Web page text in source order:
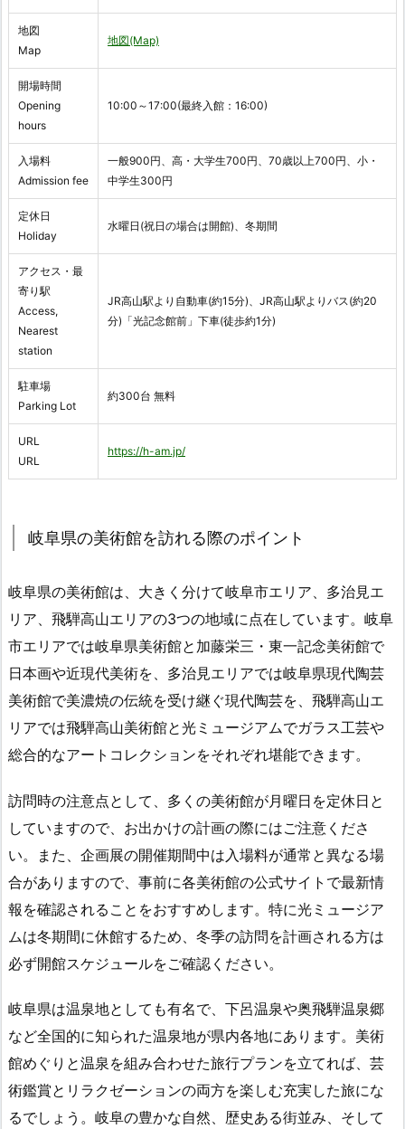
地図
Map
地図(Map)
開場時間
Opening
hours
10:00～17:00(最終入館：16:00)
入場料
Admission fee
一般900円、高・大学生700円、70歳以上700円、小・
中学生300円
定休日
Holiday
水曜日(祝日の場合は開館)、冬期間
アクセス・最
寄り駅
Access,
Nearest
station
JR高山駅より自動車(約15分)、JR高山駅よりバス(約20
分)「光記念館前」下車(徒歩約1分)
駐車場
Parking Lot
約300台 無料
URL
URL
https://h-am.jp/
岐阜県の美術館を訪れる際のポイント
岐阜県の美術館は、大きく分けて岐阜市エリア、多治見エ
リア、飛騨高山エリアの3つの地域に点在しています。岐阜
市エリアでは岐阜県美術館と加藤栄三・東一記念美術館で
日本画や近現代美術を、多治見エリアでは岐阜県現代陶芸
美術館で美濃焼の伝統を受け継ぐ現代陶芸を、飛騨高山エ
リアでは飛騨高山美術館と光ミュージアムでガラス工芸や
総合的なアートコレクションをそれぞれ堪能できます。
訪問時の注意点として、多くの美術館が月曜日を定休日と
していますので、お出かけの計画の際にはご注意くださ
い。また、企画展の開催期間中は入場料が通常と異なる場
合がありますので、事前に各美術館の公式サイトで最新情
報を確認されることをおすすめします。特に光ミュージア
ムは冬期間に休館するため、冬季の訪問を計画される方は
必ず開館スケジュールをご確認ください。
岐阜県は温泉地としても有名で、下呂温泉や奥飛騨温泉郷
など全国的に知られた温泉地が県内各地にあります。美術
館めぐりと温泉を組み合わせた旅行プランを立てれば、芸
術鑑賞とリラクゼーションの両方を楽しむ充実した旅にな
るでしょう。岐阜の豊かな自然、歴史ある街並み、そして